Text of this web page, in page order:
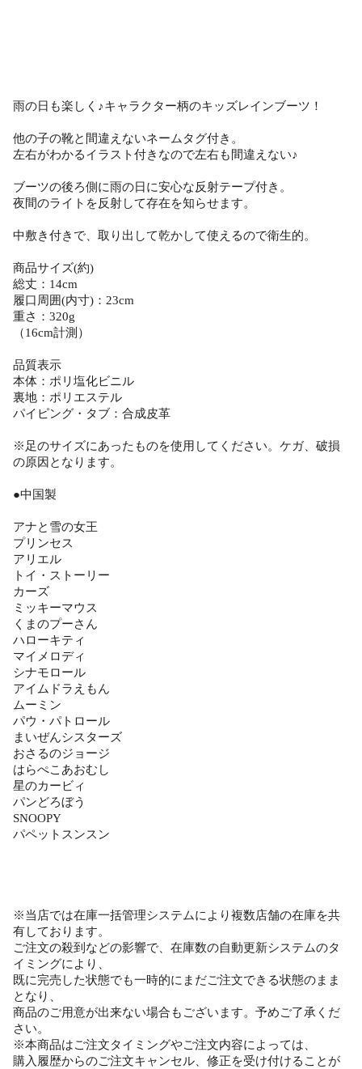
雨の日も楽しく♪キャラクター柄のキッズレインブーツ！
他の子の靴と間違えないネームタグ付き。
左右がわかるイラスト付きなので左右も間違えない♪
ブーツの後ろ側に雨の日に安心な反射テープ付き。
夜間のライトを反射して存在を知らせます。
中敷き付きで、取り出して乾かして使えるので衛生的。
商品サイズ(約)
総丈：14cm
履口周囲(内寸)：23cm
重さ：320g
（16cm計測）
品質表示
本体：ポリ塩化ビニル
裏地：ポリエステル
パイピング・タブ：合成皮革
※足のサイズにあったものを使用してください。ケガ、破損
の原因となります。
●中国製
アナと雪の女王
プリンセス
アリエル
トイ・ストーリー
カーズ
ミッキーマウス
くまのプーさん
ハローキティ
マイメロディ
シナモロール
アイムドラえもん
ムーミン
パウ・パトロール
まいぜんシスターズ
おさるのジョージ
はらぺこあおむし
星のカービィ
パンどろぼう
SNOOPY
パペットスンスン
※当店では在庫一括管理システムにより複数店舗の在庫を共
有しております。
ご注文の殺到などの影響で、在庫数の自動更新システムのタ
イミングにより、
既に完売した状態でも一時的にまだご注文できる状態のまま
となり、
商品のご用意が出来ない場合もございます。予めご了承くだ
さい。
※本商品はご注文タイミングやご注文内容によっては、
購入履歴からのご注文キャンセル、修正を受け付けることが